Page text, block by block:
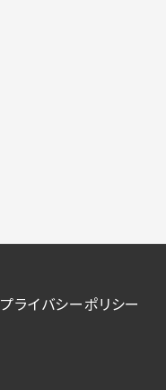
プライバシーポリシー